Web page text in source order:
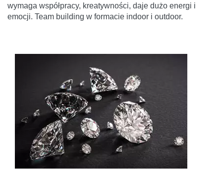
wymaga współpracy, kreatywności, daje dużo energi i
emocji. Team building w formacie indoor i outdoor.